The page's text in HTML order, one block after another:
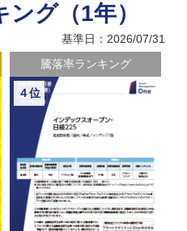
グ（1年）
基準日：2026/07/31
騰落率ランキング
４位